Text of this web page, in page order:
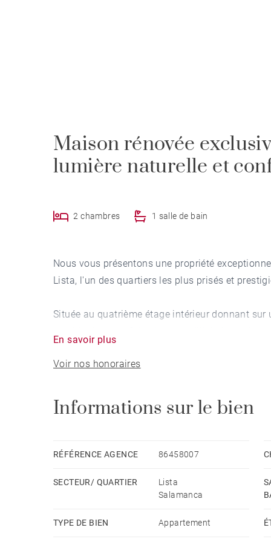
Maison rénovée
lumière naturelle et
2 chambres 1 salle de bain
Nous vous présentons une propriété
Lista, l'un des quartiers les plus prisés et
Située au quatrième étage intérieur donnant
le quartier.
rénovation complète. Elle dispose de deux
d'un espace de vie confortable composé d'un
domotique et finitions soignées dans les
Le bâtiment, datant de 1950, conserve le
ascenseur et un service de conciergerie,
logement dispose de 7 m² extérieurs donnant
En savoir plus
Voir nos honoraires
Informations sur le bien
RÉFÉRENCE AGENCE 86458007
SECTEUR/ QUARTIER
Lista
Salamanca
TYPE DE BIEN Appartement